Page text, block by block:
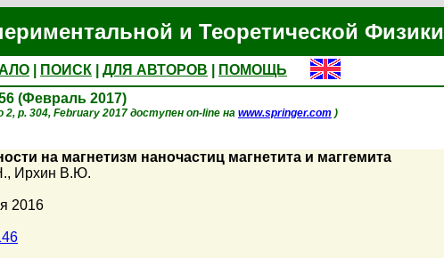
и Теоретической Физики
ПОИСК ДЛЯ АВТОРОВ
ПОМОЩЬ
(Февраль 2017)
2, p. 304, February 2017 доступен on-line на www.springer.com )
на магнетизм наночастиц магнетита и маггемита
, Ирхин В.Ю.
2016